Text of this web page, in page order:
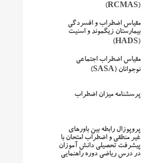
(RCMAS)
مقیاس اضطراب و افسردگی
بیمارستان زیگموند و اسنیت
(HADS)
مقیاس اضطراب اجتماعی
نوجوانان (SASA)
پرسشنامه میزان اضطراب
پروپوزال رابطه بین باورهای
غیر منطقی و اضطراب امتحان با
پیشرفت تحصیلی دانش آموزان
در درس ریاضی دوره راهنمایی